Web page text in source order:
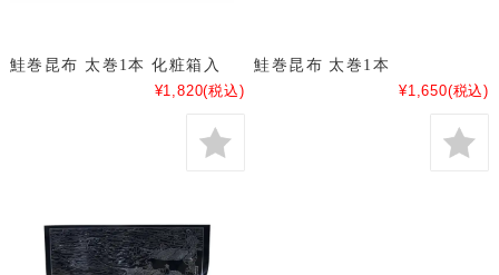
鮭巻昆布 太巻1本 化粧箱入
¥1,820(税込)
鮭巻昆布 太巻1本
¥1,650(税込)